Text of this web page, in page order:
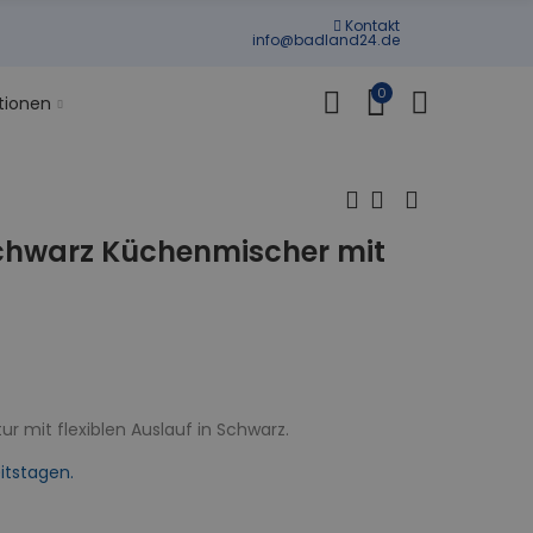
Kontakt
info@badland24.de
0
Küchenmischer mit
mit flexiblen Auslauf in Schwarz.